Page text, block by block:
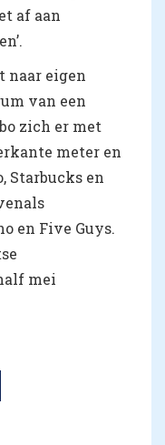
af aan
naar eigen
van een
zich er met
meter en
Starbucks en
en Five Guys.
mei